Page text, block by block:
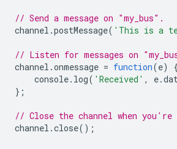
// Send a message on "my_bus".
channel .postMessage( 'This is a
// Listen for messages on
channel .onmessage = function(e)
{
console. log( 'Received' , e.
};
// Close the channel when you're
channel .close();